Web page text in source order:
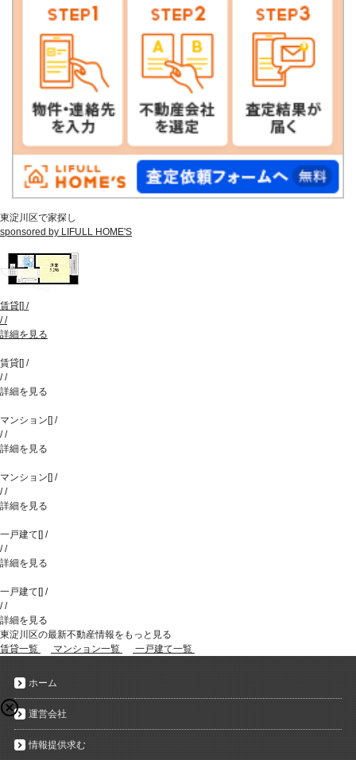
東淀川区で家探し
sponsored by LIFULL HOME'S
賃貸[] /
//
詳細を見る
賃貸[] /
//
詳細を見る
マンション[] /
//
詳細を見る
マンション[] /
//
詳細を見る
一戸建て[] /
//
詳細を見る
一戸建て[] /
//
詳細を見る
東淀川区の最新不動産情報をもっと見る
賃貸一覧
マンション一覧 一戸建て一覧
ホーム
運営会社
情報提供求む